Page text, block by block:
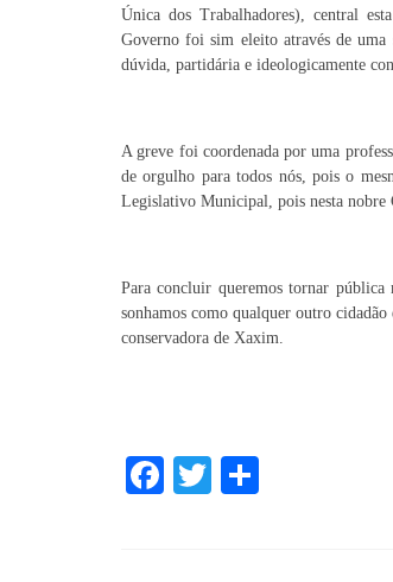
Única dos Trabalhadores), central
Governo foi sim eleito através de
dúvida, partidária e ideologicamente
A greve foi coordenada por uma
de orgulho para todos nós, pois o
Legislativo Municipal, pois nesta nobre
Para concluir queremos tornar pública
sonhamos como qualquer outro cidadão
conservadora de Xaxim.
Facebook
Twitter